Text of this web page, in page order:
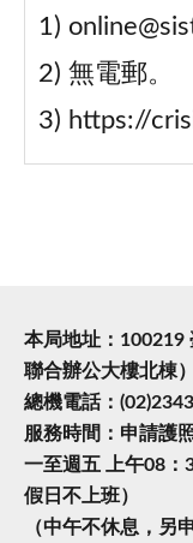
1)
2) 無電郵。
3) https://
本局地址：100219
聯合辦公大樓北棟）
總機電話：
服務時間：申請護
一至週五 上午08：
假日不上班）
（中午不休息，另